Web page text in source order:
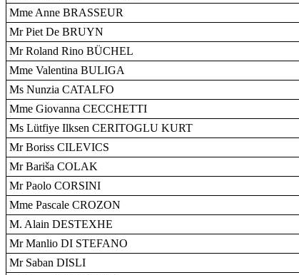
Mme Anne BRASSEUR
Mr Piet De BRUYN
Mr Roland Rino BÜCHEL
Mme Valentina BULIGA
Ms Nunzia CATALFO
Mme Giovanna CECCHETTI
Ms Lütfiye Ilksen CERITOGLU KURT
Mr Boriss CILEVICS
Mr Bariša COLAK
Mr Paolo CORSINI
Mme Pascale CROZON
M. Alain DESTEXHE
Mr Manlio DI STEFANO
Mr Saban DISLI